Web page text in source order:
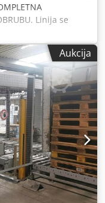
Linija se
Ulazna stanica s
model TBH
i rubni lepilni
L-
"HOMAG" model
formatni i rubni
A3/25 O06027E)
model TBL 100 / 25
"HOMAG"
Povezni transfer (na
/ 02 S
stanica s
model TSP
Aukcija